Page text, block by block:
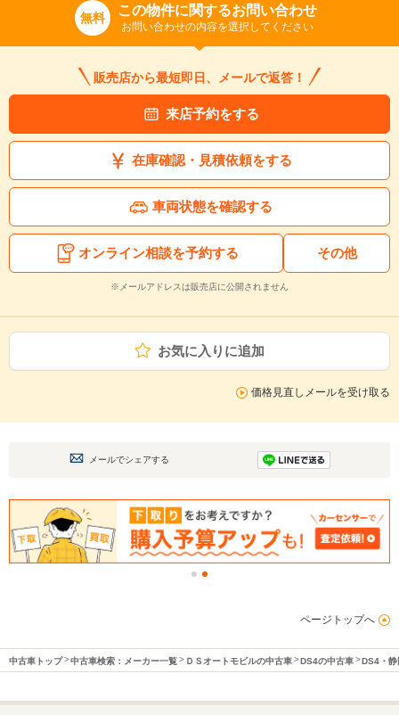
無料 この物件に関するお問い合わせ
お問い合わせの内容を選択してください
販売店から最短即日、メールで返答！
来店予約をする
在庫確認・見積依頼をする
車両状態を確認する
オンライン相談を予約する その他
※メールアドレスは販売店に公開されません
お気に入りに追加
価格見直しメールを受け取る
メールでシェアする
ページトップへ
中古車トップ 中古車検索：メーカー一覧 ＤＳオートモビルの中古車 DS4の中古車 DS4・静